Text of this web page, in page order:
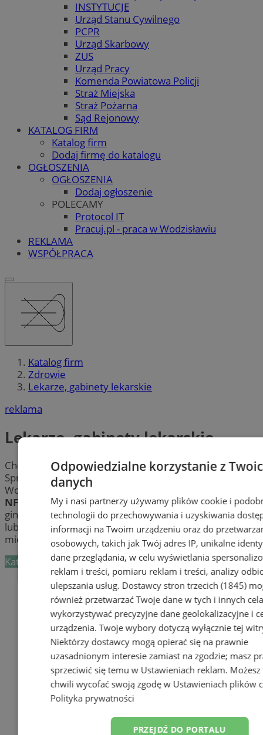
INSTYTUCJE
Urząd Stanu Cywilnego
PCPR
Urząd Skarbowy
ZUS
Urząd Pracy
Komenda Powiatowa Policji
Straż Miejska
Straż Pożarna
Sąd Rejonowy
KATALOG FIRM
Katalog firm
Dodaj firmę do katalogu
OGŁOSZENIA
OGŁOSZENIA
Dodaj ogłoszenie
POLECAMY
Protocol IT
Pracuj.pl - praca w Wodzisławiu
REKLAMA
WSPÓŁPRACA
Katalog firm
Zdrowie
Lekarze, gabinety lekarskie
reklama
Lekarze, gabinety lekarskie
Chcesz umówić się na wizytę dolekarza specjalisty?
Sprawdź listęprywatnych gabinetów lekarskich
Wodzisławiu oraz gabinetów, które mają kontrakt z
NFZ
. Znajdź lekarza rodzinnego, kardiologa, chirurga,
ginekologa, laryngologa, endokrynologa, stomatologa
lub innego specjalistę. Umów się już dziś na wizytę w
mieście Wodzisław.
Kategoria nie zawiera żadnych prezentacji firm.
Dodaj firmę
Pozostałe firmy w kategorii
reklama
Tworzenie stron www -
Wodzisław Śląski
reklama
Odpowiedzialne korzystanie z
danych
My i nasi partnerzy używamy plików cookie i
technologii do przechowywania i uzyskiwania
informacji na Twoim urządzeniu oraz do
osobowych, takich jak Twój adres IP, unikalne
dane przeglądania, w celu wyświetlania
reklam i treści, pomiaru reklam i treści, analizy
ulepszania usług. Dostawcy stron trzecich (1845)
również przetwarzać Twoje dane w tych i innych
wykorzystywać precyzyjne dane geolokalizacyjne i
urządzenia. Twoje wybory dotyczą wyłącznie tej
Niektórzy dostawcy mogą opierać się na prawnie
uzasadnionym interesie zamiast na zgodzie; masz
sprzeciwić się temu w Ustawieniach reklam.
chwili wycofać swoją zgodę w Ustawieniach plików
Polityka prywatności
PRZEJDŹ DO PORTALU